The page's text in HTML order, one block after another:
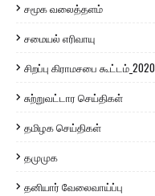
சமூக வலைத்தளம்
சமையல் எரிவாயு
சிறப்பு கிராமசபை கூட்டம்_2020
சுற்றுவட்டார செய்திகள்
தமிழக செய்திகள்
தமுமுக
தனியார் வேலைவாய்ப்பு